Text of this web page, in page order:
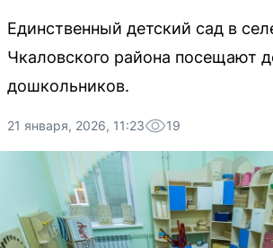
Единственный детский сад в
Чкаловского района посещают
дошкольников.
21 января, 2026, 11:23 19